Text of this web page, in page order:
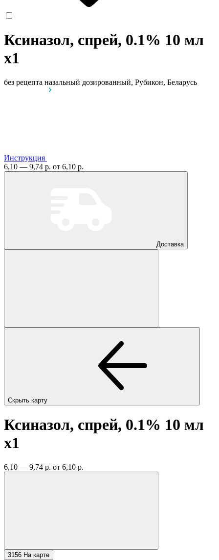
Ксиназол, спрей, 0.1% 10 мл
x1
без рецепта назальный дозированный, Рубикон, Беларусь
Инструкция
6,10 — 9,74 р. от 6,10 р.
Доставка
Скрыть карту
Ксиназол, спрей, 0.1% 10 мл
x1
6,10 — 9,74 р. от 6,10 р.
3156 На карте